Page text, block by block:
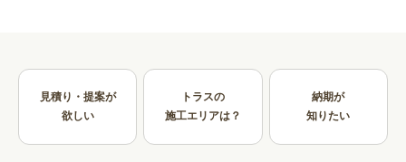
見積り・提案が
欲しい
トラスの
施工エリアは？
納期が
知りたい